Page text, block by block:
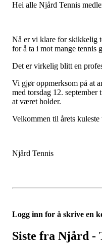
Hei alle Njård Tennis
Nå er vi klare for skikkelig
for å ta i mot mange tennis
Det er virkelig blitt en
Vi gjør oppmerksom på at
med torsdag 12. september
at været holder.
Velkommen til årets kuleste
Njård Tennis
Logg inn for å skrive en
Siste fra Njård -